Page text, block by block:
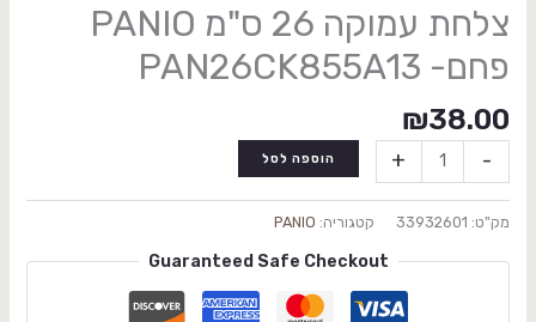
צלחת עמוקה 26 ס"מ PANIO
פחם- PAN26CK855A13
₪38.00
-
+ הוספה לסל
מק"ט: 33932601 קטגוריה: PANIO
Guaranteed Safe Checkout